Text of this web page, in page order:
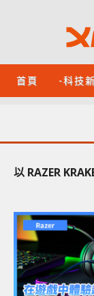
首頁 -科技
以 RAZER